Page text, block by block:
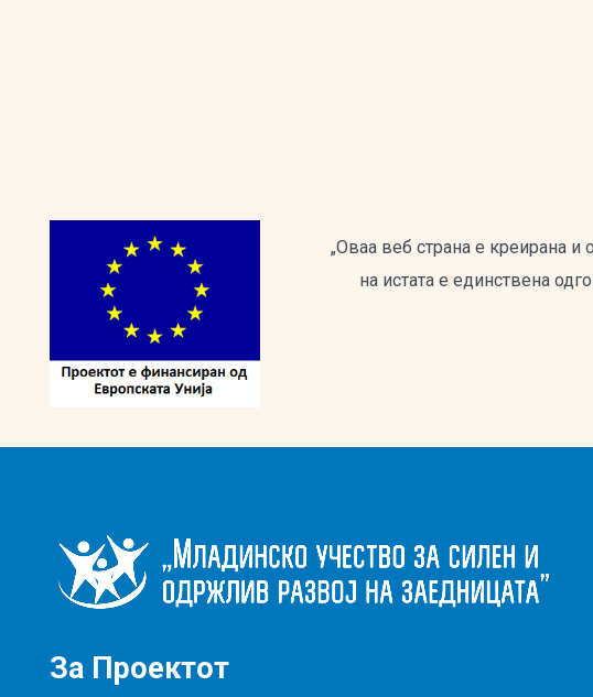
„Оваа веб страна е креирана
на истата е единствена
За Проектот